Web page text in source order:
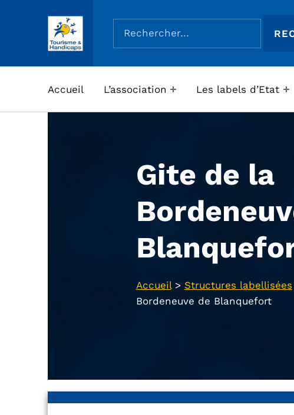
ASSOCIATION TOURISME ET HANDICAPS
Rechercher :
Accueil L’association Les labels d’Etat
Gite de la
Accueil> Structures labellisées
Bordeneuve de Blanquefort